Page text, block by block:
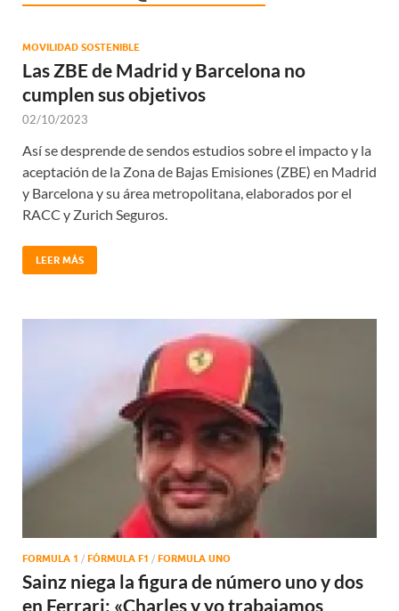
MOVILIDAD SOSTENIBLE
Las ZBE de Madrid y Barcelona no
cumplen sus objetivos
02/10/2023
Así se desprende de sendos estudios sobre el impacto y la
aceptación de la Zona de Bajas Emisiones (ZBE) en Madrid
y Barcelona y su área metropolitana, elaborados por el
RACC y Zurich Seguros.
LEER MÁS
FORMULA 1 / FÓRMULA F1 / FORMULA UNO
Sainz niega la figura de número uno y dos
en Ferrari: «Charles y yo trabajamos